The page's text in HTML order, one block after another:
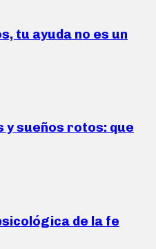
tu ayuda no es un
y sueños rotos: que
de la fe